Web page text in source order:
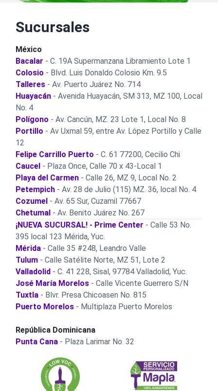
Sucursales
México
Bacalar - C. 19A Supermanzana Libramiento Lote 1
Colosio - Blvd. Luis Donaldo Colosio Km. 9.5
Talleres - Av. Puerto Juárez No. 714
Huayacán - Avenida Huayacán, SM 313, MZ 100, Local
No. 4
Polígono - Av. Cancún, MZ. 23 Lote 1, Local No. 8
Portillo - Av Uxmal 59, entre Av. López Portillo y Calle
12
Felipe Carrillo Puerto - C. 61 77200, Cecilio Chi
Caucel - Plaza Once, Calle 70 x 43-Local 1
Playa del Carmen - Calle 26, MZ 9, Local No. 2
Petempich - Av. 28 de Julio (115) MZ. 36, local No. 4
Cozumel - Av. 65 Sur, Cuzamil 77667
Chetumal - Av. Benito Juárez No. 267
¡NUEVA SUCURSAL! - Prime Center - Calle 53 No.
395 local 123 Mérida, Yuc.
Mérida - Calle 35 #248, Leandro Valle
Tulum - Calle Satélite Norte, MZ 51, Lote 2
Valladolid - C. 41 228, Sisal, 97784 Valladolid, Yuc.
José María Morelos - Calle Vicente Guerrero S/N
Tuxtla - Blvr. Presa Chicoasen No. 815
Puerto Morelos - Multiplaza Puerto Morelos
República Dominicana
Punta Cana - Plaza Larimar No. 32